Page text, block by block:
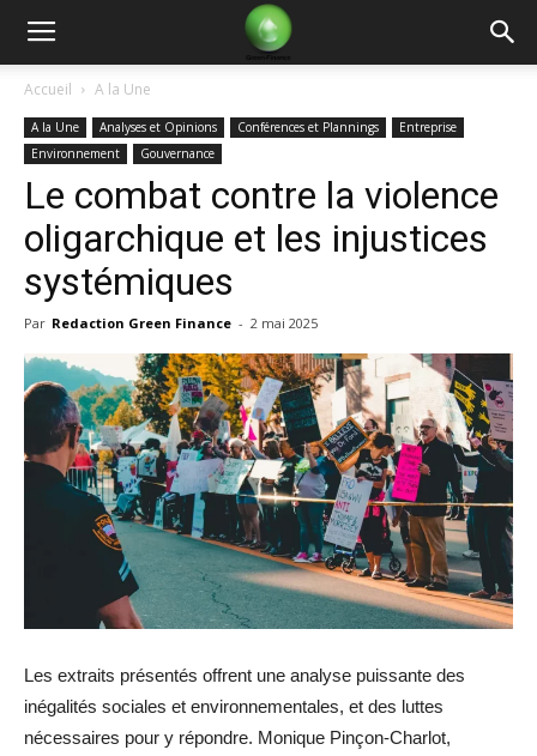
Green
Finance
Accueil A la Une
A la Une Analyses et Opinions Conférences et Plannings
Entreprise
Environnement
Gouvernance
Le combat contre la violence
oligarchique et les injustices
systémiques
Par Redaction Green Finance - 2 mai 2025
Les extraits présentés offrent une analyse puissante des
inégalités sociales et environnementales, et des luttes
nécessaires pour y répondre. Monique Pinçon-Charlot,